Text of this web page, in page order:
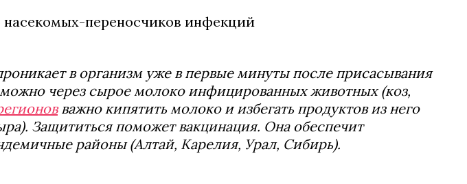
в организм уже в первые минуты после присасывания
можно через сырое молоко инфицированных животных (коз,
важно кипятить молоко и избегать продуктов из него
Защититься поможет вакцинация. Она обеспечит
районы (Алтай, Карелия, Урал, Сибирь).